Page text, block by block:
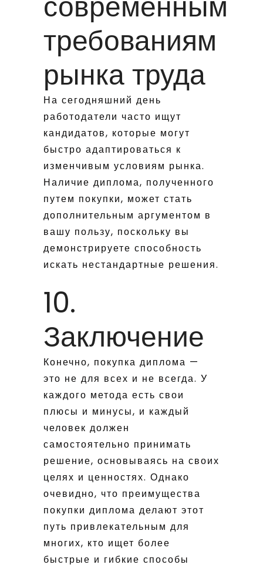
требованиям
рынка труда
На сегодняшний день
работодатели часто ищут
кандидатов, которые могут
быстро адаптироваться к
изменчивым условиям рынка.
Наличие диплома, полученного
путем покупки, может стать
дополнительным аргументом в
вашу пользу, поскольку вы
демонстрируете способность
искать нестандартные решения.
10.
Заключение
Конечно, покупка диплома —
это не для всех и не всегда. У
каждого метода есть свои
плюсы и минусы, и каждый
человек должен
самостоятельно принимать
решение, основываясь на своих
целях и ценностях. Однако
очевидно, что преимущества
покупки диплома делают этот
путь привлекательным для
многих, кто ищет более
быстрые и гибкие способы